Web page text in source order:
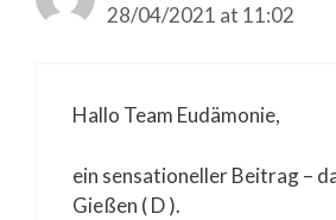
28/04/2021 at 11:02
Hallo Team Eudämonie,
ein sensationeller Beitrag –
Gießen ( D ).